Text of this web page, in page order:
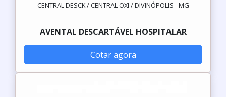
CENTRAL DESCK / CENTRAL OXI / DIVINÓPOLIS - MG
AVENTAL DESCARTÁVEL HOSPITALAR
Cotar agora